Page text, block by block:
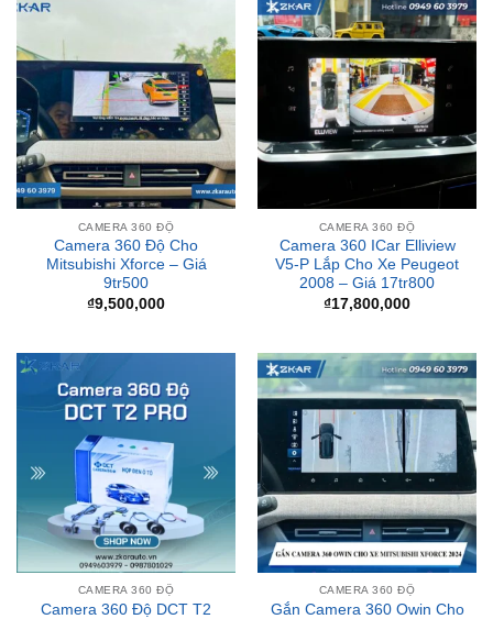
CAMERA 360 ĐỘ
Camera 360 Độ Cho
Mitsubishi Xforce – Giá
9tr500
₫9,500,000
Camera 360 ICar Elliview
V5-P Lắp Cho Xe Peugeot
2008 – Giá 17tr800
₫17,800,000
CAMERA 360 ĐỘ
Camera 360 Độ DCT T2
Pro
₫15,800,000
CAMERA 360 ĐỘ
Gắn Camera 360 Owin Cho
Xe Mitsubishi Xforce 2024
Tại TPHCM
₫14,500,000